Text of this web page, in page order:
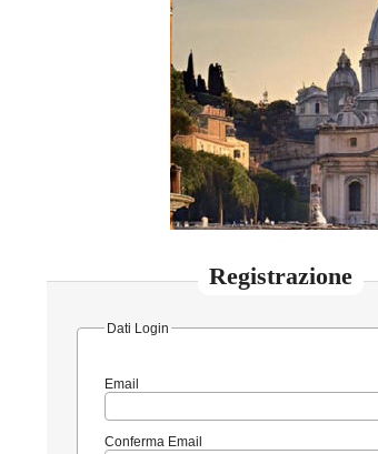
Registrazione
Dati Login
Email
Conferma Email